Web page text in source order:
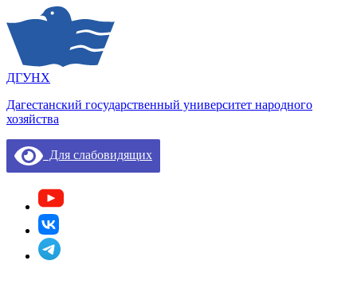
ДГУНХ
Дагестанский государственный университет народного
хозяйства
Для слабовидящих